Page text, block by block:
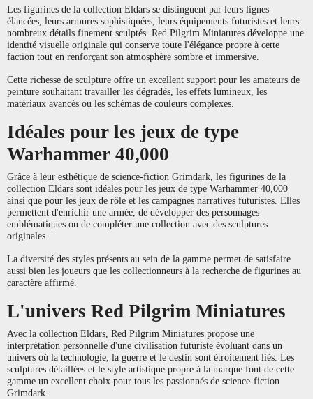
Les figurines de la collection Eldars se distinguent par leurs lignes
élancées, leurs armures sophistiquées, leurs équipements futuristes et leurs
nombreux détails finement sculptés. Red Pilgrim Miniatures développe une
identité visuelle originale qui conserve toute l'élégance propre à cette
faction tout en renforçant son atmosphère sombre et immersive.
Cette richesse de sculpture offre un excellent support pour les amateurs de
peinture souhaitant travailler les dégradés, les effets lumineux, les
matériaux avancés ou les schémas de couleurs complexes.
Idéales pour les jeux de type
Warhammer 40,000
Grâce à leur esthétique de science-fiction Grimdark, les figurines de la
collection Eldars sont idéales pour les jeux de type Warhammer 40,000
ainsi que pour les jeux de rôle et les campagnes narratives futuristes. Elles
permettent d'enrichir une armée, de développer des personnages
emblématiques ou de compléter une collection avec des sculptures
originales.
La diversité des styles présents au sein de la gamme permet de satisfaire
aussi bien les joueurs que les collectionneurs à la recherche de figurines au
caractère affirmé.
L'univers Red Pilgrim Miniatures
Avec la collection Eldars, Red Pilgrim Miniatures propose une
interprétation personnelle d'une civilisation futuriste évoluant dans un
univers où la technologie, la guerre et le destin sont étroitement liés. Les
sculptures détaillées et le style artistique propre à la marque font de cette
gamme un excellent choix pour tous les passionnés de science-fiction
Grimdark.